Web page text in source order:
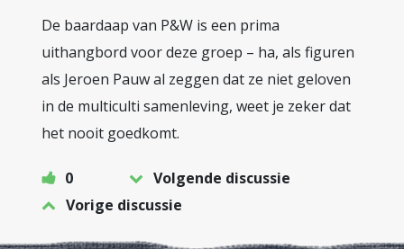
De baardaap van P&W is een prima
uithangbord voor deze groep – ha, als figuren
als Jeroen Pauw al zeggen dat ze niet geloven
in de multiculti samenleving, weet je zeker dat
het nooit goedkomt.
0
Volgende discussie
Vorige discussie